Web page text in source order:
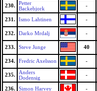
230.
Petter
Backebjork
-
231. Ismo Lahtinen -
232. Darko Mrdalj -
233. Steve Junge 40
234. Fredric Axelsson -
235.
Anders
Dodensig
-
236. Simon Harvey -